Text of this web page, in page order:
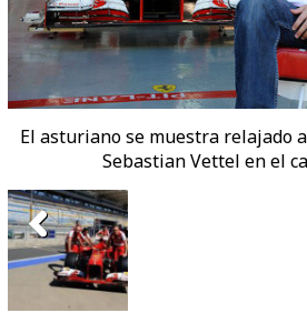
El asturiano se muestra relajado
Sebastian Vettel en el